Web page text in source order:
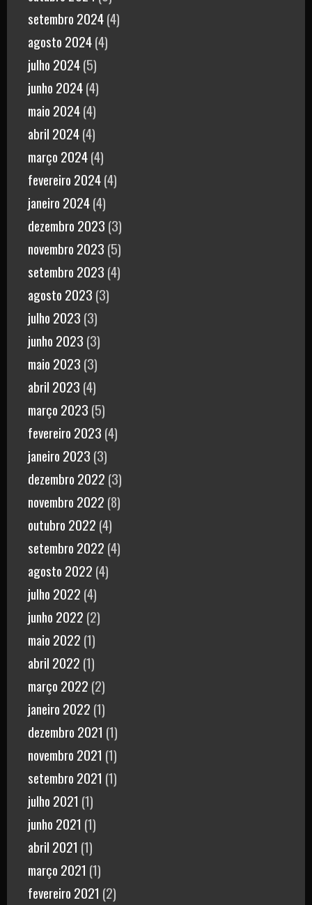
setembro 2024(4)
agosto 2024(4)
julho 2024(5)
junho 2024(4)
maio 2024(4)
abril 2024(4)
março 2024(4)
fevereiro 2024(4)
janeiro 2024(4)
dezembro 2023 (3)
novembro 2023 (5)
setembro 2023 (4)
agosto 2023 (3)
julho 2023 (3)
junho 2023 (3)
maio 2023 (3)
abril 2023 (4)
março 2023 (5)
fevereiro 2023 (4)
janeiro 2023 (3)
dezembro 2022 (3)
novembro 2022 (8)
outubro 2022 (4)
setembro 2022 (4)
agosto 2022 (4)
julho 2022 (4)
junho 2022 (2)
maio 2022 (1)
abril 2022 (1)
março 2022 (2)
janeiro 2022 (1)
dezembro 2021 (1)
novembro 2021 (1)
setembro 2021 (1)
julho 2021 (1)
junho 2021 (1)
abril 2021 (1)
março 2021 (1)
fevereiro 2021 (2)